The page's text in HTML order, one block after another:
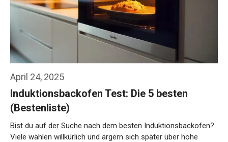
April 24, 2025
Induktionsbackofen Test: Die 5 besten
(Bestenliste)
Bist du auf der Suche nach dem besten Induktionsbackofen?
Viele wählen willkürlich und ärgern sich später über hohe